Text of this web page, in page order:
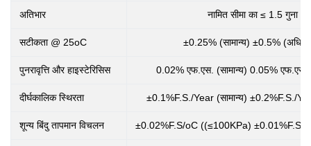
अतिभार नामित सीमा का ≤ 1.5 गुना
सटीकता @ 25oC ±0.25% (सामान्य) ±0.5%
पुनरावृत्ति और हाइस्टेरिसिस 0.02% एफ.एस. (सामान्य) 0.05%
दीर्घकालिक स्थिरता ±0.1%F.S./Year (सामान्य) ±0.2%F.S./
शून्य बिंदु तापमान विचलन ±0.02%F.S/oC ((≤100KPa) ±0.01%F.S/